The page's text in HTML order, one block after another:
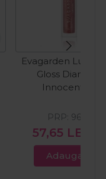
Evagarden Luciu
Gloss Diamond
Innocente
57,65 LEI
PRP: 96,09
Adauga in